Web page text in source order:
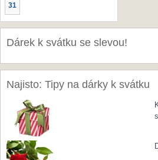
31
Dárek k svátku se slevou!
Najisto: Tipy na dárky k svátku